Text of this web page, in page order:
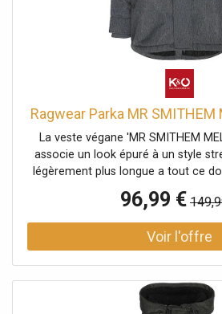
Ragwear Parka MR SMITHEM
La veste végane 'MR SMITHEM
associe un look épuré à un style
légèrement plus longue a tout ce
capuche montante avec revers et
poches à rabat doubles avec
fermeture éclair, une poche
de label typiques de ragwear. La
manches. Veste végane avec
pour l'automne Capuche montante
96,99 €